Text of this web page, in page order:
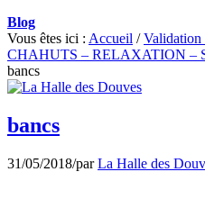
Blog
Vous êtes ici : Accueil / Validation
CHAHUTS – RELAXATION –
bancs
bancs
31/05/2018/parLa Halle des